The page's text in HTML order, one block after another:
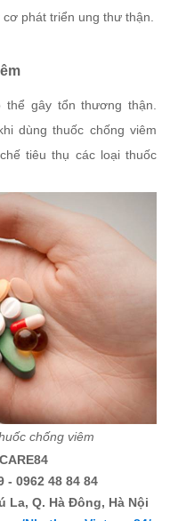
phát triển ung thư thận.
gây tổn thương thận.
dùng thuốc chống viêm
tiêu thụ các loại thuốc
chống viêm
- 0962 48 84 84
La, Q. Hà Đông, Hà Nội